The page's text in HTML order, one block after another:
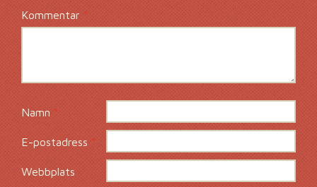
Kommentar*
Namn*
E-postadress*
Webbplats